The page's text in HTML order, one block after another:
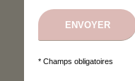
* Champs obligatoires